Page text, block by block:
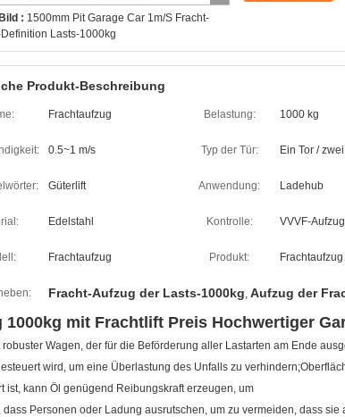
: 1500mm Pit Garage Car 1m/S Fracht-
Lasts-1000kg
Produkt-Beschreibung
Frachtaufzug Belastung: 1000 kg
0.5~1 m/s Typ der Tür: Ein Tor /
Güterlift Anwendung: Ladehub
Edelstahl Kontrolle: VVVF-
Frachtaufzug Produkt: Frachtaufzug
Fracht-Aufzug der Lasts-1000kg, Aufzug der
1000kg mit Frachtlift Preis Hochwertiger
robuster Wagen, der für die Beförderung aller Lastarten am Ende
wird, um eine Überlastung des Unfalls zu
ist, kann Öl genügend Reibungskraft erzeugen, um
dass Personen oder Ladung ausrutschen, um zu vermeiden, dass sie